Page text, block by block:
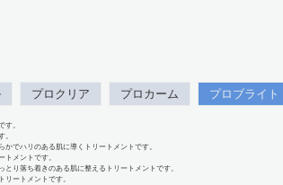
プロクリア プロカーム プロブライト
す。
。
でハリのある肌に導くトリートメントです。
トメントです。
り落ち着きのある肌に整えるトリートメントです。
リートメントです。